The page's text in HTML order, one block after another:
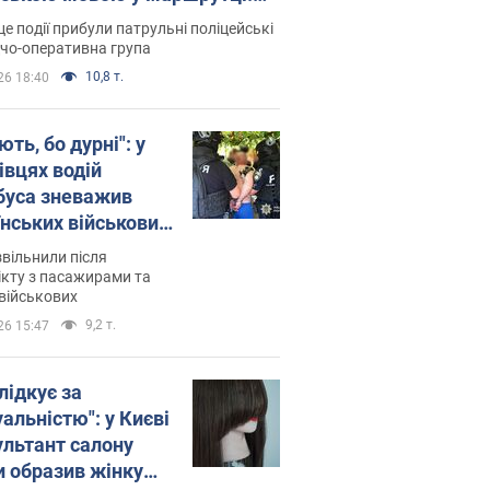
склала адмінпротокол.
події прибули патрульні поліцейські
оперативна група
18:40 10,8 т.
бо дурні": у
водій
зневажив
військових
Відео
після
з пасажирами та
15:47 9,2 т.
за
у Києві
салону
образив жінку